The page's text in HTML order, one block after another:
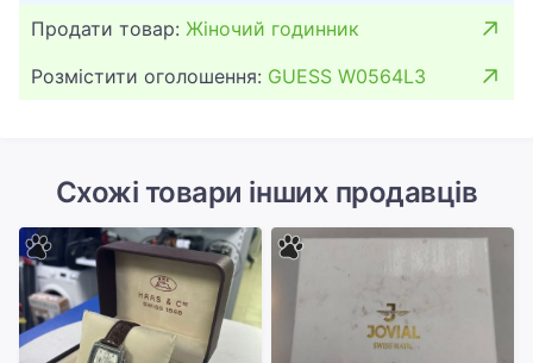
Продати товар: Жіночий годинник
Розмістити оголошення: GUESS W0564L3
Схожі товари інших продавців